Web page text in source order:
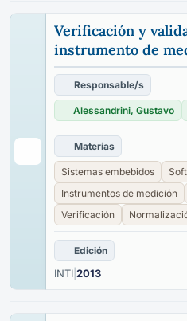
Verificación y
instrumento de
Responsable/s
Alessandrini, Gustavo
Materias
Sistemas embebidos
Instrumentos de medición
Verificación
Edición
INTI 2013